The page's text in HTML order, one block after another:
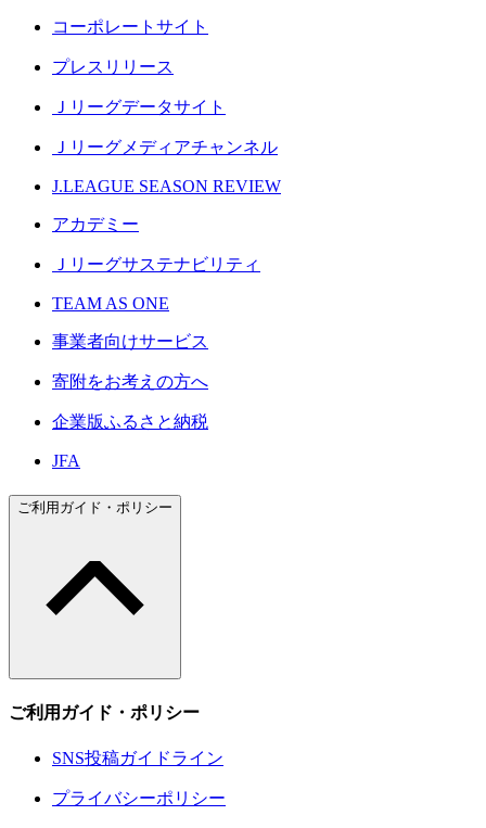
コーポレートサイト
プレスリリース
Ｊリーグデータサイト
Ｊリーグメディアチャンネル
J.LEAGUE SEASON REVIEW
アカデミー
Ｊリーグサステナビリティ
TEAM AS ONE
事業者向けサービス
寄附をお考えの方へ
企業版ふるさと納税
JFA
ご利用ガイド・ポリシー
ご利用ガイド・ポリシー
SNS投稿ガイドライン
プライバシーポリシー